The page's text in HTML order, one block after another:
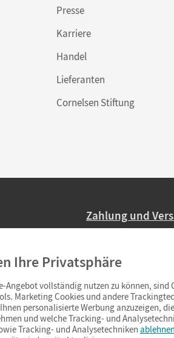
Presse
Karriere
Handel
Lieferanten
Cornelsen Stiftung
Zahlung und
Ab 59,– EUR
(Lieferung in 3–6
Ihre Privatsphäre
Angebot vollständig nutzen zu können,
Marketing Cookies und andere
personalisierte Werbung anzuzeigen,
und welche Tracking- und
Tracking- und Analysetechniken ablehnen